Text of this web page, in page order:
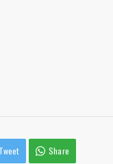
Tweet Share